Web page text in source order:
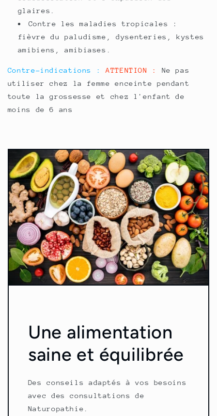
glaires.
Contre les maladies tropicales :
fièvre du paludisme, dysenteries, kystes
amibiens, amibiases.
Contre-indications : ATTENTION :
Ne pas
utiliser chez la femme enceinte pendant
toute la grossesse et chez l'enfant de
moins de 6 ans
Une alimentation
saine et équilibrée
Des conseils adaptés à vos besoins
avec des consultations de
Naturopathie.